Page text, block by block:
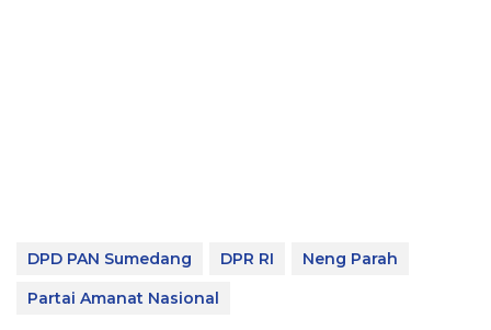
DPD PAN Sumedang DPR RI
Neng Parah
Partai Amanat Nasional